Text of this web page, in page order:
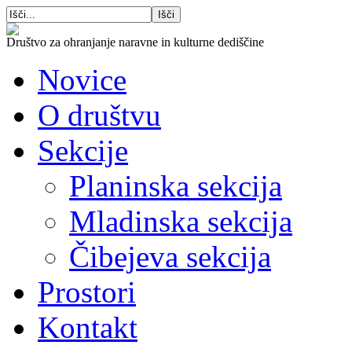
Društvo za ohranjanje naravne in kulturne dediščine
Novice
O društvu
Sekcije
Planinska sekcija
Mladinska sekcija
Čibejeva sekcija
Prostori
Kontakt